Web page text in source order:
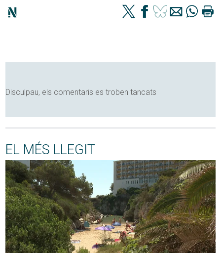
Disculpau, els comentaris es troben tancats
EL MÉS LLEGIT